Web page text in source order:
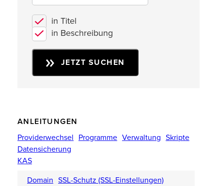
in Titel
in Beschreibung
JETZT SUCHEN
ANLEITUNGEN
Providerwechsel Programme Verwaltung Skripte
Datensicherung
KAS
Domain SSL-Schutz (SSL-Einstellungen)